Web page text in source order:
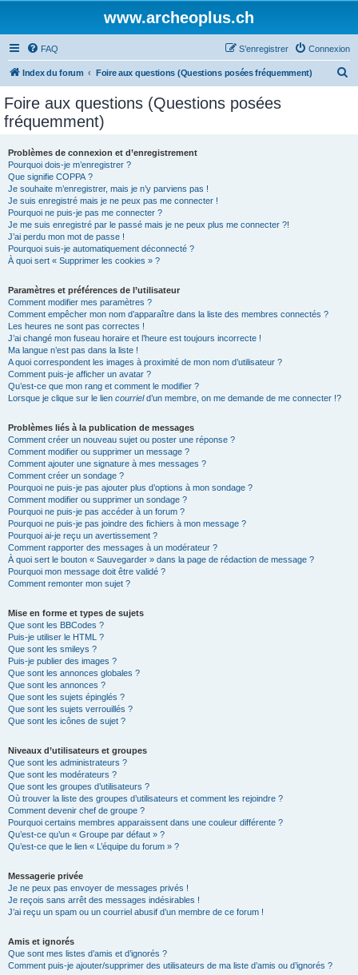
www.archeoplus.ch
FAQ Connexion
S’enregistrer
Index du forum Foire aux questions (Questions posées fréquemment)
Foire aux questions (Questions posées
fréquemment)
Problèmes de connexion et d’enregistrement
Pourquoi dois-je m’enregistrer ?
Que signifie COPPA ?
Je souhaite m’enregistrer, mais je n’y parviens pas !
Je suis enregistré mais je ne peux pas me connecter !
Pourquoi ne puis-je pas me connecter ?
Je me suis enregistré par le passé mais je ne peux plus me connecter ?!
J’ai perdu mon mot de passe !
Pourquoi suis-je automatiquement déconnecté ?
À quoi sert « Supprimer les cookies » ?
Paramètres et préférences de l’utilisateur
Comment modifier mes paramètres ?
Comment empêcher mon nom d’apparaître dans la liste des membres connectés ?
Les heures ne sont pas correctes !
J’ai changé mon fuseau horaire et l’heure est toujours incorrecte !
Ma langue n’est pas dans la liste !
A quoi correspondent les images à proximité de mon nom d’utilisateur ?
Comment puis-je afficher un avatar ?
Qu’est-ce que mon rang et comment le modifier ?
Lorsque je clique sur le lien courrield’un membre, on me demande de me connecter !?
Problèmes liés à la publication de messages
Comment créer un nouveau sujet ou poster une réponse ?
Comment modifier ou supprimer un message ?
Comment ajouter une signature à mes messages ?
Comment créer un sondage ?
Pourquoi ne puis-je pas ajouter plus d’options à mon sondage ?
Comment modifier ou supprimer un sondage ?
Pourquoi ne puis-je pas accéder à un forum ?
Pourquoi ne puis-je pas joindre des fichiers à mon message ?
Pourquoi ai-je reçu un avertissement ?
Comment rapporter des messages à un modérateur ?
À quoi sert le bouton « Sauvegarder » dans la page de rédaction de message ?
Pourquoi mon message doit être validé ?
Comment remonter mon sujet ?
Mise en forme et types de sujets
Que sont les BBCodes ?
Puis-je utiliser le HTML ?
Que sont les smileys ?
Puis-je publier des images ?
Que sont les annonces globales ?
Que sont les annonces ?
Que sont les sujets épinglés ?
Que sont les sujets verrouillés ?
Que sont les icônes de sujet ?
Niveaux d’utilisateurs et groupes
Que sont les administrateurs ?
Que sont les modérateurs ?
Que sont les groupes d’utilisateurs ?
Où trouver la liste des groupes d’utilisateurs et comment les rejoindre ?
Comment devenir chef de groupe ?
Pourquoi certains membres apparaissent dans une couleur différente ?
Qu’est-ce qu’un « Groupe par défaut » ?
Qu’est-ce que le lien « L’équipe du forum » ?
Messagerie privée
Je ne peux pas envoyer de messages privés !
Je reçois sans arrêt des messages indésirables !
J’ai reçu un spam ou un courriel abusif d’un membre de ce forum !
Amis et ignorés
Que sont mes listes d’amis et d’ignorés ?
Comment puis-je ajouter/supprimer des utilisateurs de ma liste d’amis ou d’ignorés ?